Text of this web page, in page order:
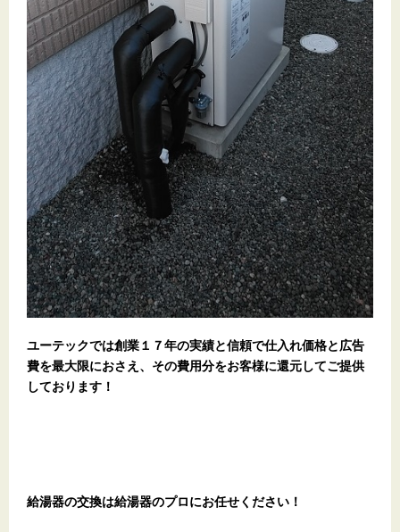
ユーテックでは創業１７年の実績と信頼で仕入れ価格と広告
費を最大限におさえ、その費用分をお客様に還元してご提供
しております！
給湯器の交換は給湯器のプロにお任せください！